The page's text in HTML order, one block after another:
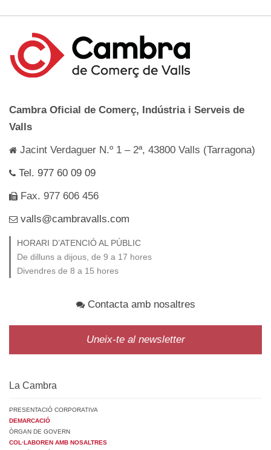
Cambra Oficial de Comerç, Indústria i Serveis de
Valls
Jacint Verdaguer N.º 1 – 2ª, 43800 Valls (Tarragona)
Tel. 977 60 09 09
Fax. 977 606 456
valls@cambravalls.com
HORARI D’ATENCIÓ AL PÚBLIC
De dilluns a dijous, de 9 a 17 hores
Divendres de 8 a 15 hores
Contacta amb nosaltres
Uneix-te al newsletter
La Cambra
PRESENTACIÓ CORPORATIVA
DEMARCACIÓ
ÒRGAN DE GOVERN
COL·LABOREN AMB NOSALTRES